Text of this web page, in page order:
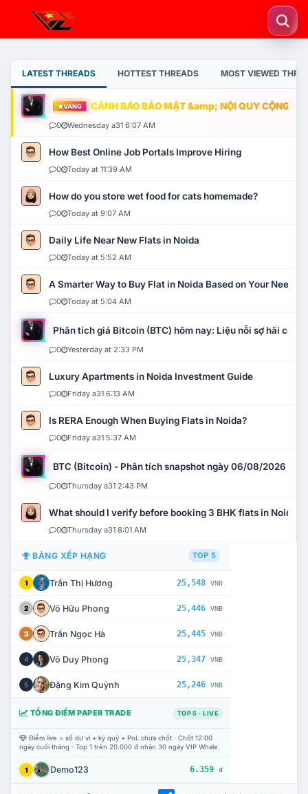
LATEST THREADS HOTTEST THREADS MOST VIEWED
VÀNG CẢNH BÁO BẢO MẬT &amp; NỘI QUY CỘNG
0 Wednesday a31 6:07 AM
How Best Online Job Portals Improve Hiring
0 Today at 11:39 AM
How do you store wet food for cats homemade?
0 Today at 9:07 AM
Daily Life Near New Flats in Noida
0 Today at 5:52 AM
A Smarter Way to Buy Flat in Noida Based on Your Needs
0 Today at 5:04 AM
Phân tích giá Bitcoin (BTC) hôm nay: Liệu nỗi sợ hãi có
0 Yesterday at 2:33 PM
Luxury Apartments in Noida Investment Guide
0 Friday a31 6:13 AM
Is RERA Enough When Buying Flats in Noida?
0 Friday a31 5:37 AM
BTC (Bitcoin) - Phân tích snapshot ngày 06/08/2026
0 Thursday a31 2:43 PM
What should I verify before booking 3 BHK flats in Noida?
0 Thursday a31 8:01 AM
BẢNG XẾP HẠNG TOP 5
1 Trần Thị Hương 25,548 VNĐ
2 Võ Hữu Phong 25,446 VNĐ
3 Trần Ngọc Hà 25,445 VNĐ
4 Võ Duy Phong 25,347 VNĐ
5 Đặng Kim Quỳnh 25,246 VNĐ
TỔNG ĐIỂM PAPER TRADE TOP 5 · LIVE
Điểm live = số dư ví + ký quỹ + PnL chưa chốt · Chốt 12:00
ngày cuối tháng · Top 1 trên 20.000 đ nhận 30 ngày VIP Whale.
1 Demo123 6.359 đ